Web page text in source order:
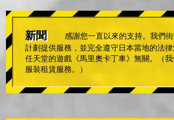
新聞
感謝您一直以來的支持。我們
計劃提供服務，並完全遵守日本當地的法
任天堂的遊戲《馬里奧卡丁車》無關。（
服裝租賃服務。）